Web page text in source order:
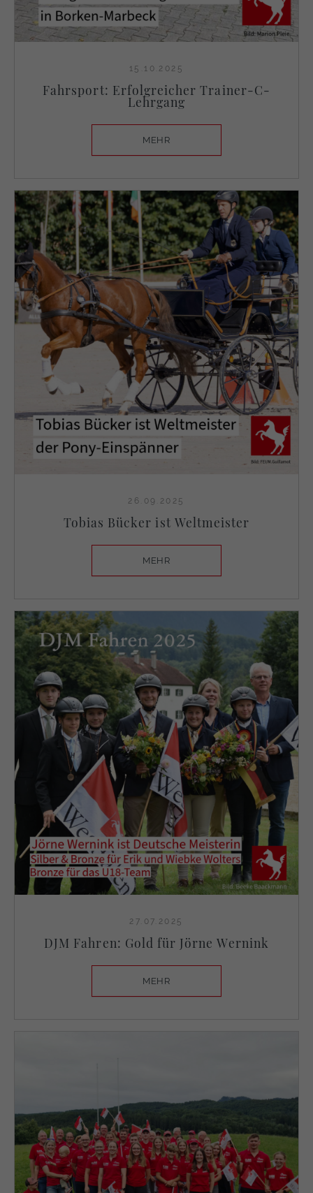
15.10.2025
Fahrsport: Erfolgreicher Trainer-C-
Lehrgang
MEHR
26.09.2025
Tobias Bücker ist Weltmeister
MEHR
27.07.2025
DJM Fahren: Gold für Jörne Wernink
MEHR